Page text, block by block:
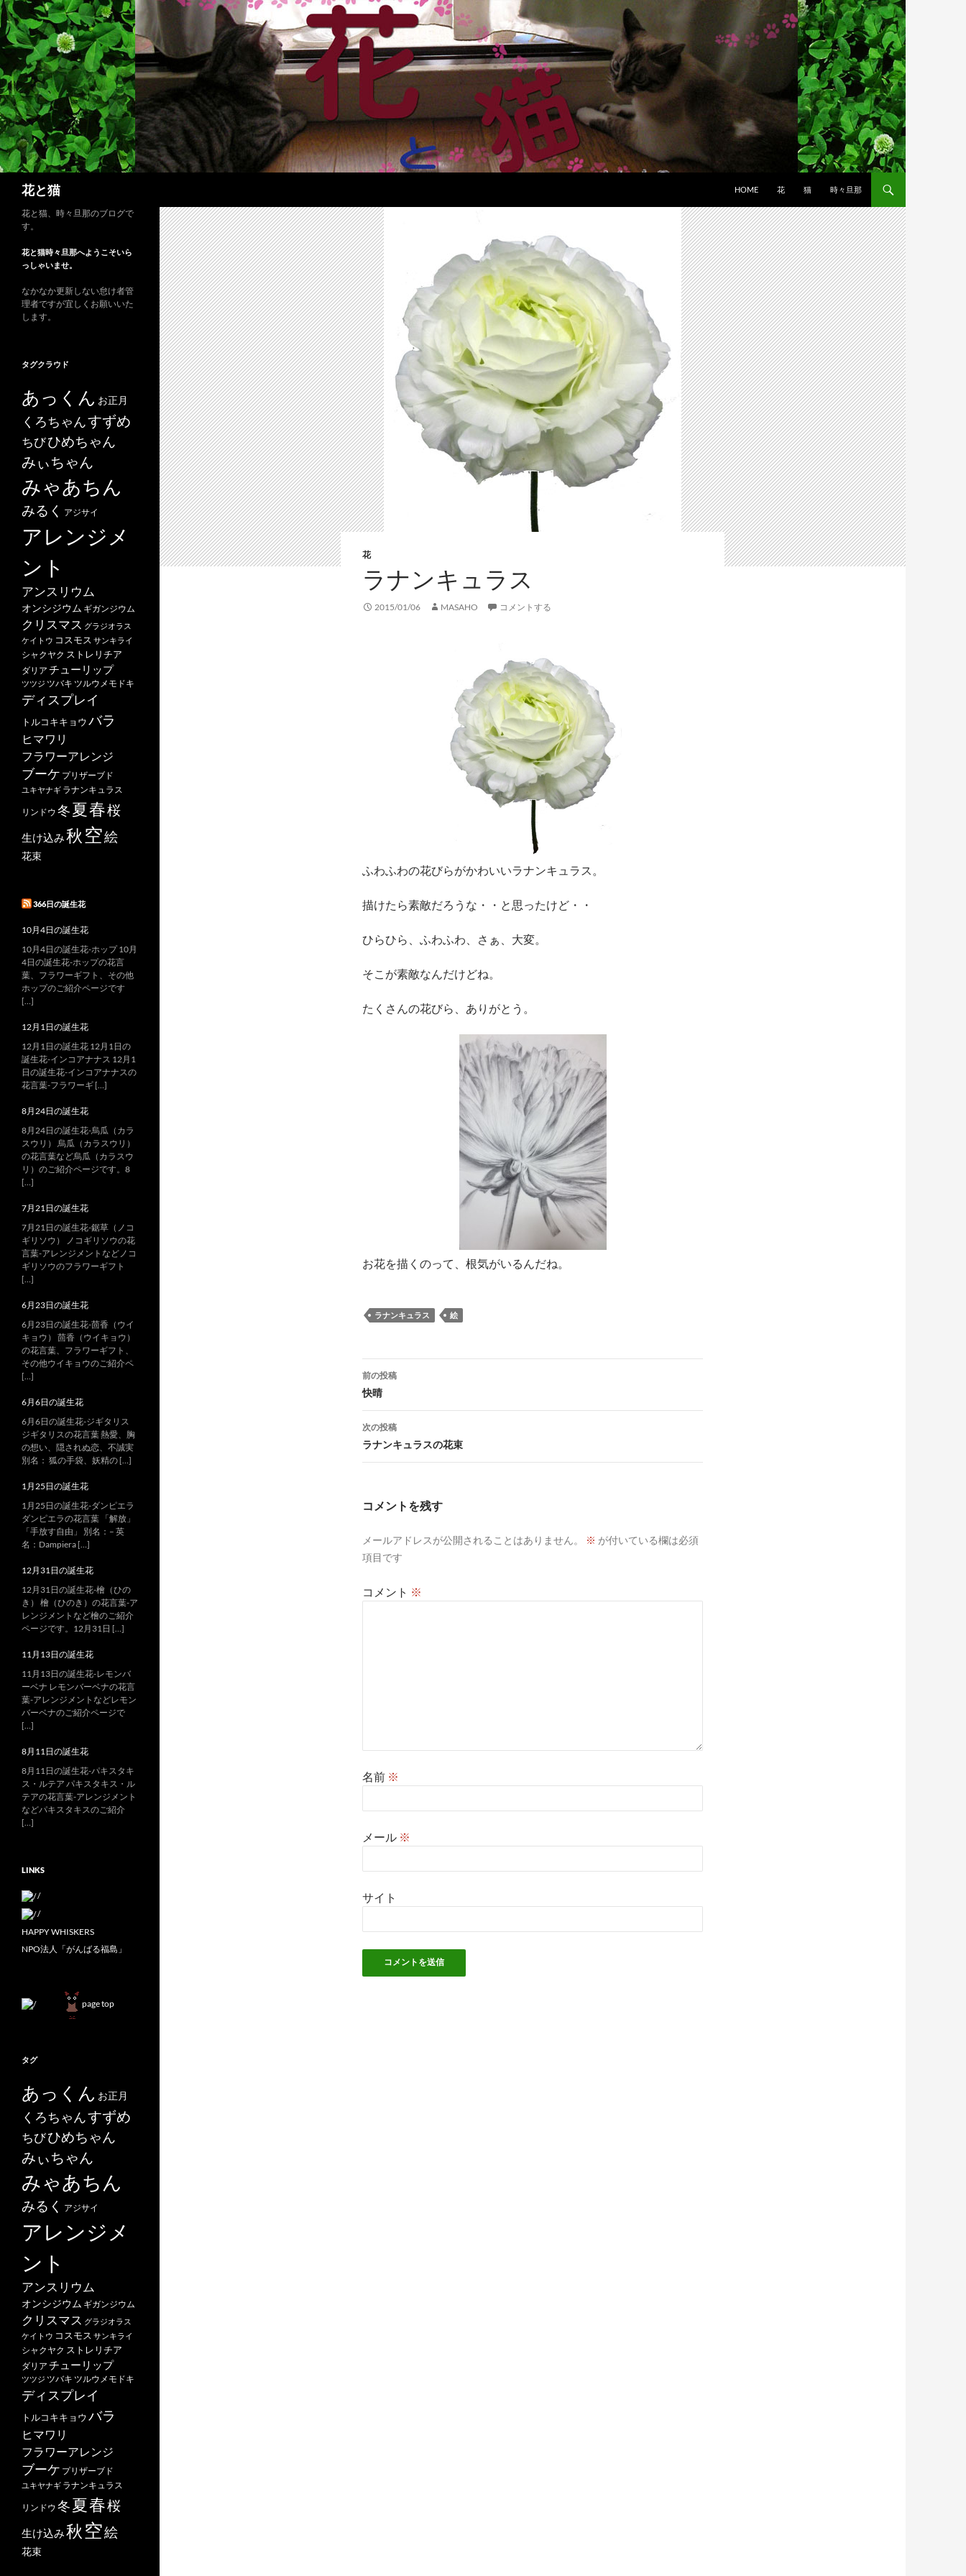
コ
ン
テ
ツ
へ
ス
キ
ッ
プ
花と猫 HOME 花 猫 時々旦那
花
ラナンキュラス
2015/01/06 MASAHO コメントする
ふわふわの花びらがかわいいラナンキュラス。
描けたら素敵だろうな・・と思ったけど・・
ひらひら、ふわふわ、さぁ、大変。
そこが素敵なんだけどね。
たくさんの花びら、ありがとう。
お花を描くのって、根気がいるんだね。
ラナンキュラス 絵
投
稿
ナ
ビ
ゲ
ョ
前の投稿
快晴
次の投稿
ラナンキュラスの花束
コメントを残す
メールアドレスが公開されることはありません。 ※ が付いている欄は必須
項目です
コメント ※
名前 ※
メール ※
サイト
花と猫、時々旦那のブログで
す。
花と猫時々旦那へようこそいら
っしゃいませ。
なかなか更新しない怠け者管
理者ですが宜しくお願いいた
します。
タグクラウド
あっくん お正月
くろちゃんすずめ
ちびひめちゃん
みぃちゃん
みゃあちん
みるく アジサイ
アレンジメ
ント
アンスリウム
オンシジウム ギガンジウム
クリスマス グラジオラス
ケイトウ コスモス サンキライ
シャクヤク ストレリチア
ダリア チューリップ
ツツジ ツバキ ツルウメモドキ
ディスプレイ
トルコキキョウ バラ
ヒマワリ
フラワーアレンジ
ブーケ プリザーブド
ユキヤナギ ラナンキュラス
リンドウ 冬夏春桜
生け込み秋 空絵
花束
366日の誕生花
10月4日の誕生花
10月4日の誕生花-ホップ 10月
4日の誕生花-ホップの花言
葉、フラワーギフト、その他
ホップのご紹介ページです
[…]
12月1日の誕生花
12月1日の誕生花 12月1日の
誕生花-インコアナナス 12月1
日の誕生花-インコアナナスの
花言葉-フラワーギ […]
8月24日の誕生花
8月24日の誕生花-烏瓜（カラ
スウリ） 烏瓜（カラスウリ）
の花言葉など烏瓜（カラスウ
リ）のご紹介ページです。8
[…]
7月21日の誕生花
7月21日の誕生花-鋸草（ノコ
ギリソウ） ノコギリソウの花
言葉-アレンジメントなどノコ
ギリソウのフラワーギフト
[…]
6月23日の誕生花
6月23日の誕生花-茴香（ウイ
キョウ） 茴香（ウイキョウ）
の花言葉、フラワーギフト、
その他ウイキョウのご紹介ペ
[…]
6月6日の誕生花
6月6日の誕生花-ジギタリス
ジギタリスの花言葉 熱愛、胸
の想い、隠されぬ恋、不誠実
別名： 狐の手袋、妖精の […]
1月25日の誕生花
1月25日の誕生花-ダンピエラ
ダンピエラの花言葉 「解放」
「手放す自由」 別名：– 英
名：Dampiera […]
12月31日の誕生花
12月31日の誕生花-檜（ひの
き） 檜（ひのき）の花言葉-ア
レンジメントなど檜のご紹介
ページです。12月31日 […]
11月13日の誕生花
11月13日の誕生花-レモンバ
ーベナ レモンバーベナの花言
葉-アレンジメントなどレモン
バーベナのご紹介ページで
[…]
8月11日の誕生花
8月11日の誕生花-パキスタキ
ス・ルテア パキスタキス・ル
テアの花言葉-アレンジメント
などパキスタキスのご紹介
[…]
LINKS
/
/
HAPPY WHISKERS
NPO法人「がんばる福島」
page top
タグ
あっくん お正月
くろちゃんすずめ
ちびひめちゃん
みぃちゃん
みゃあちん
みるく アジサイ
アレンジメ
ント
アンスリウム
オンシジウム ギガンジウム
クリスマス グラジオラス
ケイトウ コスモス サンキライ
シャクヤク ストレリチア
ダリア チューリップ
ツツジ ツバキ ツルウメモドキ
ディスプレイ
トルコキキョウ バラ
ヒマワリ
フラワーアレンジ
ブーケ プリザーブド
ユキヤナギ ラナンキュラス
リンドウ 冬夏春桜
生け込み秋 空絵
花束